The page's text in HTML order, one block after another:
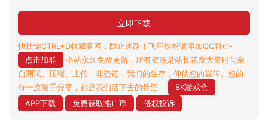
立即下载
快捷键CTRL+D收藏官网，防止迷路！飞星铁粉请添加QQ群👉
点击加群
小站永久免费更新，所有资源是站长花费大量时间亲
自测试、压缩、上传，非盗链，我们的生存，仰仗您的宣传。您的
每一次随手分享，都是我们活下去的希望。
BK游戏盒
APP下载
免费获取推广币 侵权投诉